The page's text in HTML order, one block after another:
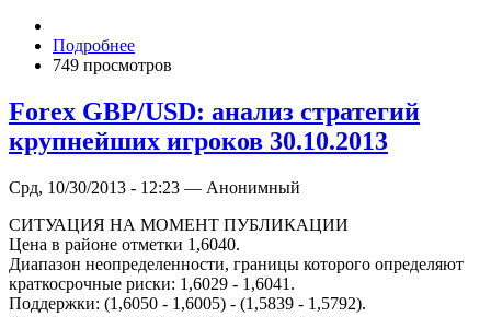
Подробнее
749 просмотров
Forex GBP/USD: анализ стратегий
крупнейших игроков 30.10.2013
Срд, 10/30/2013 - 12:23 — Анонимный
СИТУАЦИЯ НА МОМЕНТ ПУБЛИКАЦИИ
Цена в районе отметки 1,6040.
Диапазон неопределенности, границы которого определяют
краткосрочные риски: 1,6029 - 1,6041.
Поддержки: (1,6050 - 1,6005) - (1,5839 - 1,5792).